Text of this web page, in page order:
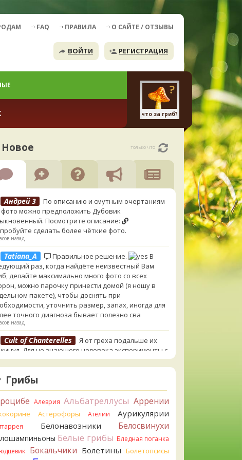
FAQ ПРАВИЛА О САЙТЕ / ОТЗЫВЫ
ВОЙТИ РЕГИСТРАЦИЯ
что за гриб?
Новое только что
Андрей 3
По описанию и смутным очертаниям
можно предположить Дубовик
Посмотрите описание:
сделать более чёткие фото.
назад
Tatiana_A Правильное решение.
В
раз, когда найдёте неизвестный Вам
делайте максимально много фото со всех
можно парочку принести домой (я ношу в
пакете), чтобы доснять при
уточнить размер, запах, иногда для
точного диагноза бывает полезно сва
назад
Cult of Chanterelles
Я от греха подальше их
Для не знающего человека эксперименты с
наверное, плохая идея.
назад
Tatiana_A
пруд пруди, и далеко не все описаны на этом
И большинство из них как минимум
Ворончатая должна слабо пахнуть
Из похожих есть, скажем, Желобчатая и
Росли не не древесине, так? Из
или из подстилки
назад
Грибы
Алеврия Альбатреллусы Аррении
Астерофоры Ателии Аурикулярии
Белонавозники Белосвинухи
Белые грибы Бледная поганка
Бокальчики Болетины Болетопсисы